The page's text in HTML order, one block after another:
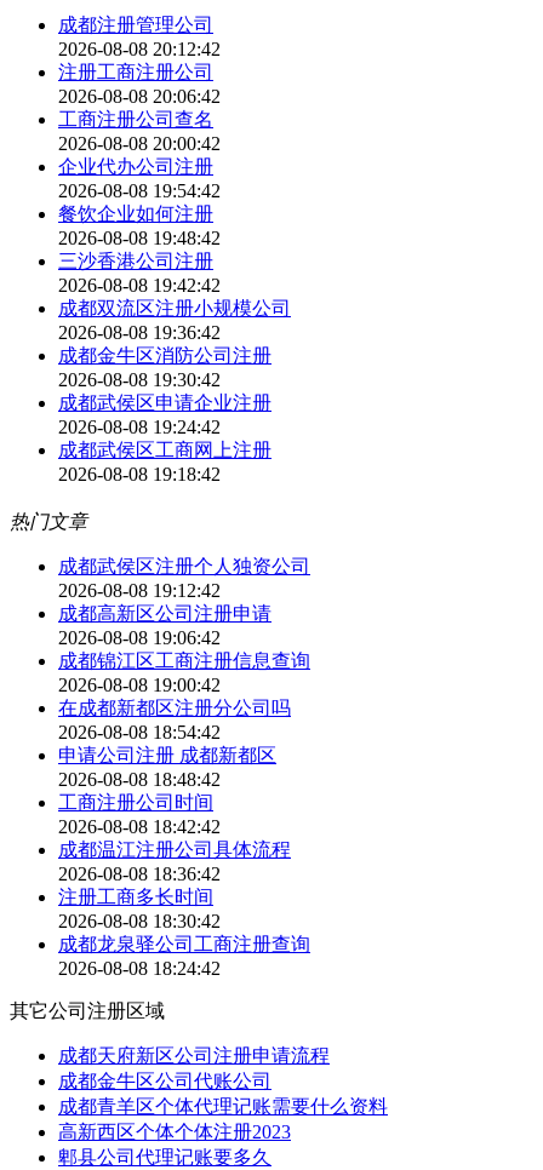
成都注册管理公司
2026-08-08 20:12:42
注册工商注册公司
2026-08-08 20:06:42
工商注册公司查名
2026-08-08 20:00:42
企业代办公司注册
2026-08-08 19:54:42
餐饮企业如何注册
2026-08-08 19:48:42
三沙香港公司注册
2026-08-08 19:42:42
成都双流区注册小规模公司
2026-08-08 19:36:42
成都金牛区消防公司注册
2026-08-08 19:30:42
成都武侯区申请企业注册
2026-08-08 19:24:42
成都武侯区工商网上注册
2026-08-08 19:18:42
热门文章
成都武侯区注册个人独资公司
2026-08-08 19:12:42
成都高新区公司注册申请
2026-08-08 19:06:42
成都锦江区工商注册信息查询
2026-08-08 19:00:42
在成都新都区注册分公司吗
2026-08-08 18:54:42
申请公司注册 成都新都区
2026-08-08 18:48:42
工商注册公司时间
2026-08-08 18:42:42
成都温江注册公司具体流程
2026-08-08 18:36:42
注册工商多长时间
2026-08-08 18:30:42
成都龙泉驿公司工商注册查询
2026-08-08 18:24:42
其它公司注册区域
成都天府新区公司注册申请流程
成都金牛区公司代账公司
成都青羊区个体代理记账需要什么资料
高新西区个体个体注册2023
郫县公司代理记账要多久